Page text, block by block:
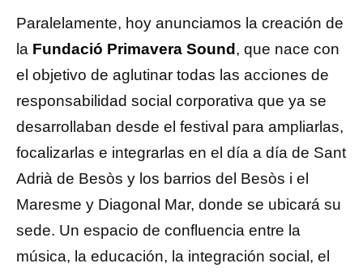
Paralelamente, hoy anunciamos la creación de
la Fundació Primavera Sound, que nace con
el objetivo de aglutinar todas las acciones de
responsabilidad social corporativa que ya se
desarrollaban desde el festival para ampliarlas,
focalizarlas e integrarlas en el día a día de Sant
Adrià de Besòs y los barrios del Besòs i el
Maresme y Diagonal Mar, donde se ubicará su
sede. Un espacio de confluencia entre la
música, la educación, la integración social, el